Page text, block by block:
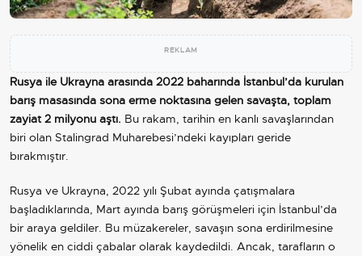
REKLAM
Rusya ile Ukrayna arasında 2022 baharında İstanbul’da kurulan
barış masasında sona erme noktasına gelen savaşta, toplam
zayiat 2 milyonu aştı. Bu rakam, tarihin en kanlı savaşlarından
biri olan Stalingrad Muharebesi’ndeki kayıpları geride
bırakmıştır.
Rusya ve Ukrayna, 2022 yılı Şubat ayında çatışmalara
başladıklarında, Mart ayında barış görüşmeleri için İstanbul’da
bir araya geldiler. Bu müzakereler, savaşın sona erdirilmesine
yönelik en ciddi çabalar olarak kaydedildi. Ancak, tarafların o